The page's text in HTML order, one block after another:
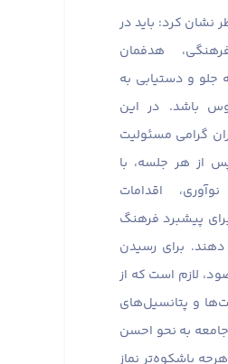
نشان کرد: باید در
هدفمان
جلو و دستیابی به
باشد. در این
گرامی مسئولیت
از هر جلسه، با
اقدامات
پیشبرد فرهنگ
دهند. برای رسیدن
لازم است که از
و پتانسیل‌های
به نحو احسن
باشکوه‌تر نماز